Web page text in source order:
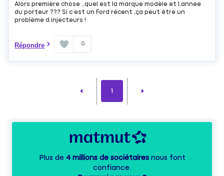
Alors première chose ..quel est la marque modèle et l.annee
du porteur ??? Si c est un Ford récent ,ça peut être un
problème d injecteurs !
Répondre 0
1
Plus de 4 millions de sociétairesnous font
confiance.